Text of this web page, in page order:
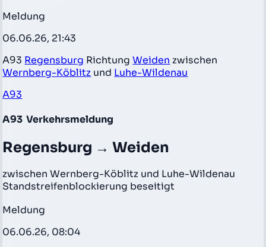
Meldung
06.06.26, 21:43
A93 Regensburg RichtungWeiden zwischen
Wernberg-Köblitz und Luhe-Wildenau
A93
A93 Verkehrsmeldung
Regensburg → Weiden
zwischen Wernberg-Köblitz und Luhe-Wildenau
Standstreifenblockierung beseitigt
Meldung
06.06.26, 08:04